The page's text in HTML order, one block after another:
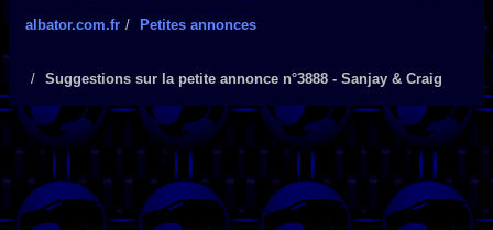
albator.com.fr Petites annonces
Suggestions sur la petite annonce n°3888 - Sanjay & Craig